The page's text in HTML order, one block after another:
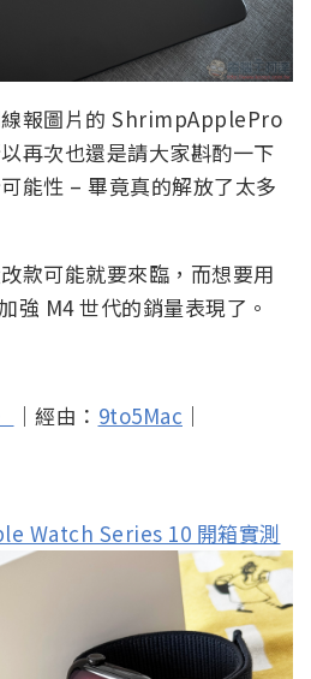
報圖片的 ShrimpApplePro
再次也還是請大家斟酌一下
能性 – 畢竟真的解放了太多
款可能就要來臨，而想要用
強 M4 世代的銷量表現了。
｜經由： 9to5Mac ｜
Watch Series 10 開箱實測